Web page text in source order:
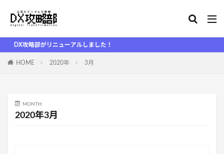
攻略部がリニューアルしました！
HOME 2020年 3月
MONTH
2020年3月